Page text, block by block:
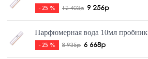
- 25 % 12 403р 9 256р
Парфюмерная вода 10мл пробник
- 25 % 8 935р 6 668р